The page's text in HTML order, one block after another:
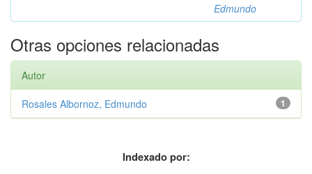
Edmundo
Otras opciones relacionadas
Autor
1
Rosales Albornoz, Edmundo
Indexado por: